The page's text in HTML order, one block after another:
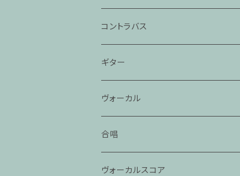
コントラバス
ギター
ヴォーカル
合唱
ヴォーカルスコア